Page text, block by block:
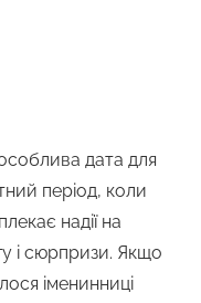
дата для
період, коли
надії на
і сюрпризи. Якщо
іменинниці